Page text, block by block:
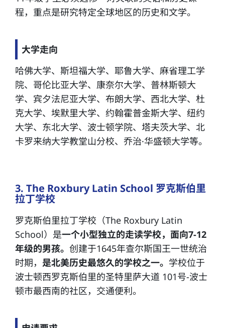
程，重点是研究特定全球地区的历史和文学。
大学走向
哈佛大学、斯坦福大学、耶鲁大学、麻省理工学
院、哥伦比亚大学、康奈尔大学、普林斯顿大
学、宾夕法尼亚大学、布朗大学、西北大学、杜
克大学、埃默里大学、约翰霍普金斯大学、纽约
大学、东北大学、波士顿学院、塔夫茨大学、北
卡罗来纳大学教堂山分校、乔治·华盛顿大学等。
3. The Roxbury Latin School 罗克斯伯里
拉丁学校
罗克斯伯里拉丁学校（The Roxbury Latin
School）是一个小型独立的走读学校，面向7-12
年级的男孩。 创建于1645年查尔斯国王一世统治
时期， 是北美历史最悠久的学校之一。 学校位于
波士顿西罗克斯伯里的圣特里萨大道 101号-波士
顿市最西南的社区，交通便利。